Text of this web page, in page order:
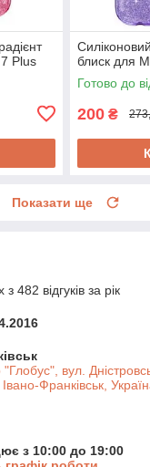
Plus
блиск для
Готово до
200 ₴
Показати ще
482 відгуків за рік
вул.
Франківськ,
з 10:00 до 19:00